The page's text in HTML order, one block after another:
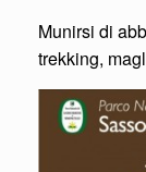
Munirsi di
trekking,